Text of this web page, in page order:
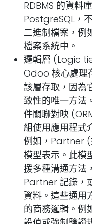
RDBMS 的資料
PostgreSQL，
二進制檔案，例
檔案系統中。
邏輯層 (Logic
Odoo 核心處理
該層存取，因為
致性的唯一方法
件關聯對映
組使用應用程式
例如，Partner (
模型表示。此模
援多種溝通方
Partner 記錄，
資料。這些通用
的商務邏輯。